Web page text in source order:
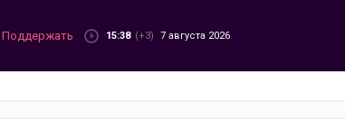
Поддержать 15:38 (+3) 7 августа 2026